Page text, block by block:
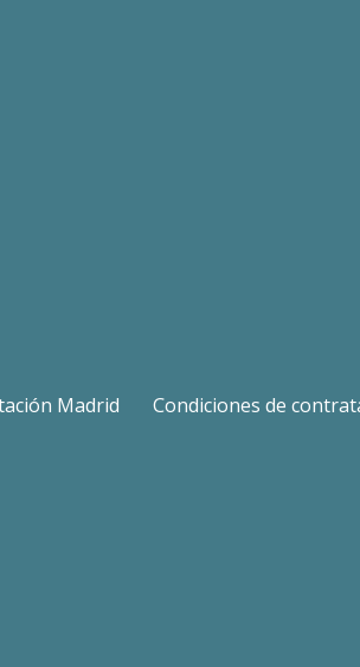
Madrid Condiciones de